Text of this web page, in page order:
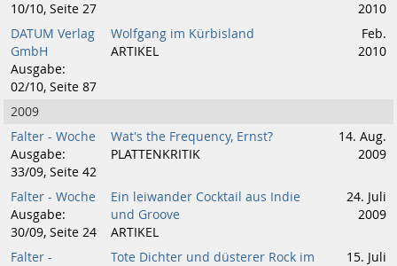
10/10, Seite 27
2010
DATUM Verlag
GmbH
Ausgabe:
02/10, Seite 87
Wolfgang im Kürbisland
ARTIKEL
Feb.
2010
2009
Falter - Woche
Ausgabe:
33/09, Seite 42
Wat's the Frequency, Ernst?
PLATTENKRITIK
14. Aug.
2009
Falter - Woche
Ausgabe:
30/09, Seite 24
Ein leiwander Cocktail aus Indie
und Groove
ARTIKEL
24. Juli
2009
Falter -
Tote Dichter und düsterer Rock im
15. Juli